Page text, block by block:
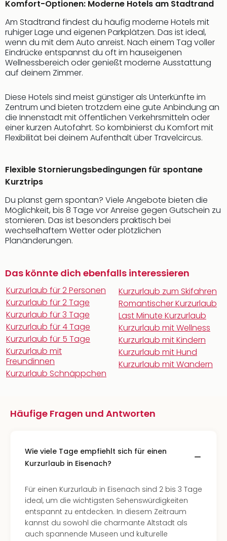
Komfort-Optionen: Moderne Hotels am Stadtrand
Am Stadtrand findest du häufig moderne Hotels mit
ruhiger Lage und eigenen Parkplätzen. Das ist ideal,
wenn du mit dem Auto anreist. Nach einem Tag voller
Eindrücke entspannst du oft im hauseigenen
Wellnessbereich oder genießt moderne Ausstattung
auf deinem Zimmer.
Diese Hotels sind meist günstiger als Unterkünfte im
Zentrum und bieten trotzdem eine gute Anbindung an
die Innenstadt mit öffentlichen Verkehrsmitteln oder
einer kurzen Autofahrt. So kombinierst du Komfort mit
Flexibilität bei deinem Aufenthalt über Travelcircus.
Flexible Stornierungsbedingungen für spontane
Kurztrips
Du planst gern spontan? Viele Angebote bieten die
Möglichkeit, bis 8 Tage vor Anreise gegen Gutschein zu
stornieren. Das ist besonders praktisch bei
wechselhaftem Wetter oder plötzlichen
Planänderungen.
Das könnte dich ebenfalls interessieren
Kurzurlaub für 2 Personen
Kurzurlaub für 2 Tage
Kurzurlaub für 3 Tage
Kurzurlaub für 4 Tage
Kurzurlaub für 5 Tage
Kurzurlaub mit
Freundinnen
Kurzurlaub Schnäppchen
Kurzurlaub zum Skifahren
Romantischer Kurzurlaub
Last Minute Kurzurlaub
Kurzurlaub mit Wellness
Kurzurlaub mit Kindern
Kurzurlaub mit Hund
Kurzurlaub mit Wandern
Häufige Fragen und Antworten
Wie viele Tage empfiehlt sich für einen
Kurzurlaub in Eisenach?
Für einen Kurzurlaub in Eisenach sind 2 bis 3 Tage
ideal, um die wichtigsten Sehenswürdigkeiten
entspannt zu entdecken. In diesem Zeitraum
kannst du sowohl die charmante Altstadt als
auch spannende Museen und kulturelle